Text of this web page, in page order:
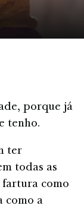
porque já
tenho.
ter
todas as
como
como a